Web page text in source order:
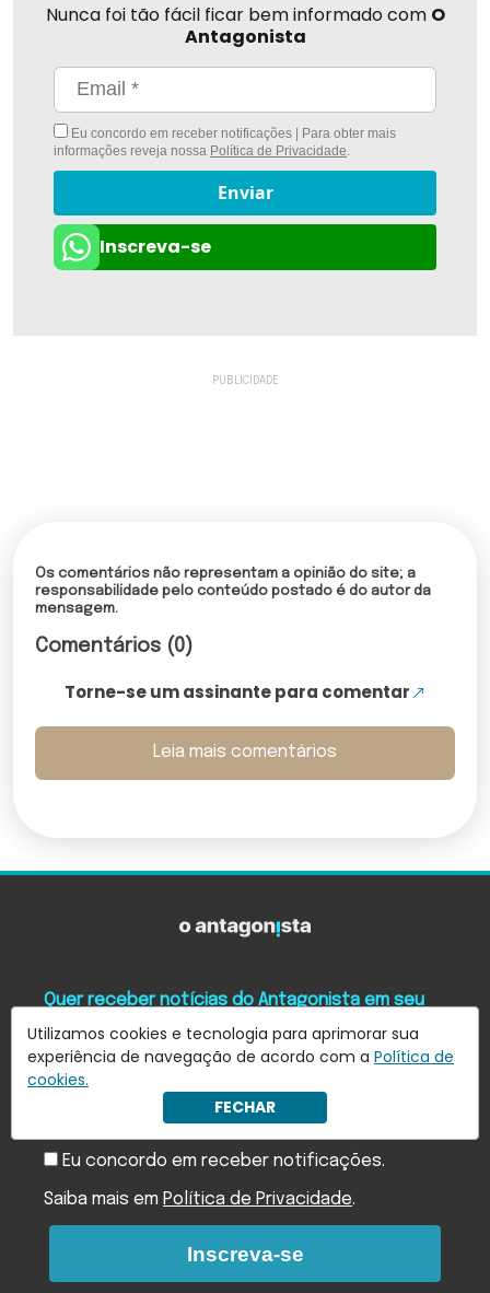
Nunca foi tão fácil ficar bem informado com O
Antagonista
Eu concordo em receber notificações | Para obter mais
informações reveja nossa Política de Privacidade.
Enviar
Inscreva-se
Os comentários não representam a opinião do site; a
responsabilidade pelo conteúdo postado é do autor da
mensagem.
Comentários (0)
Torne-se um assinante para comentar
Leia mais comentários
Utilizamos cookies e tecnologia para aprimorar sua
experiência de navegação de acordo com a Política de
cookies.
FECHAR
Quer receber notícias do Antagonista em seu
e-mail?
Assine nossa newsletter e receba as principais notícias
em seu e-mail
Eu concordo em receber notificações.
Saiba mais em Política de Privacidade.
Inscreva-se